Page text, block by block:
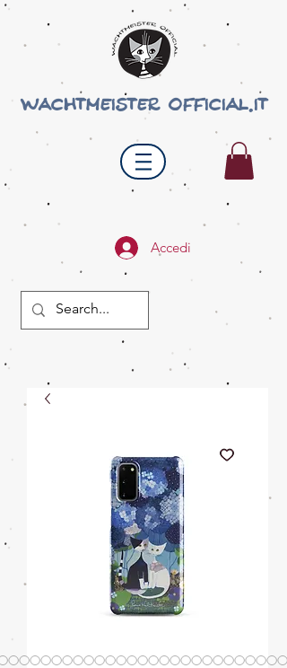
wachtmeister official.it
Accedi